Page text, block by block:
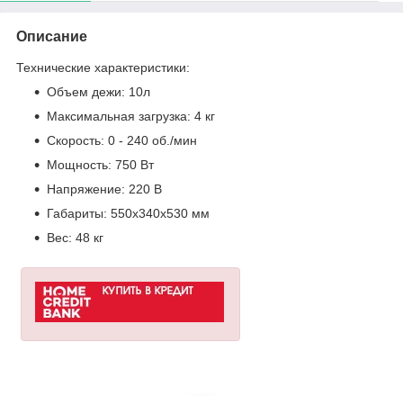
Описание
Технические характеристики:
Объем дежи: 10л
Максимальная загрузка: 4 кг
Скорость: 0 - 240 об./мин
Мощность: 750 Вт
Напряжение: 220 В
Габариты: 550х340х530 мм
Вес: 48 кг